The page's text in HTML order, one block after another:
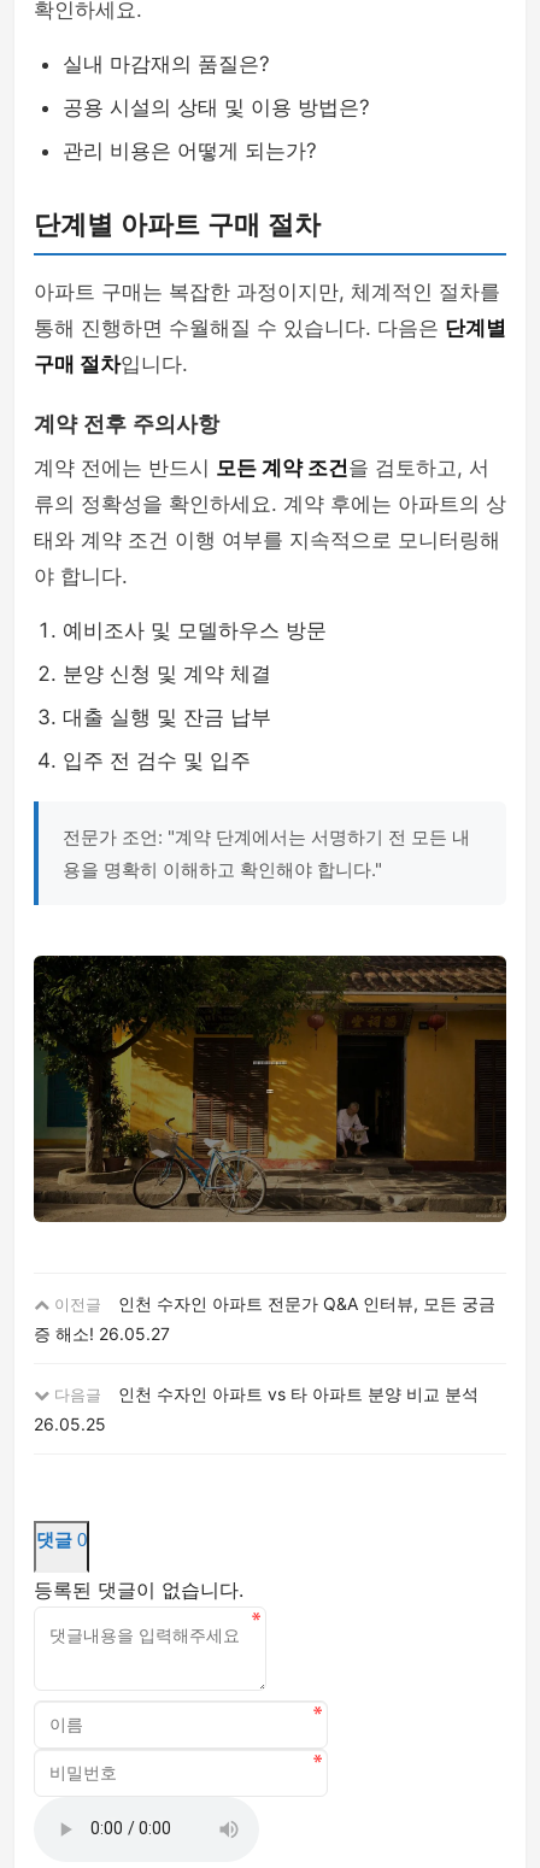
확인하세요.
실내 마감재의 품질은?
공용 시설의 상태 및 이용 방법은?
관리 비용은 어떻게 되는가?
단계별 아파트 구매 절차
아파트 구매는 복잡한 과정이지만, 체계적인 절차를
통해 진행하면 수월해질 수 있습니다. 다음은 단계별
구매 절차입니다.
계약 전후 주의사항
계약 전에는 반드시 모든 계약 조건을 검토하고, 서
류의 정확성을 확인하세요. 계약 후에는 아파트의 상
태와 계약 조건 이행 여부를 지속적으로 모니터링해
야 합니다.
예비조사 및 모델하우스 방문
분양 신청 및 계약 체결
대출 실행 및 잔금 납부
입주 전 검수 및 입주
전문가 조언: "계약 단계에서는 서명하기 전 모든 내
용을 명확히 이해하고 확인해야 합니다."
이전글
인천 수자인 아파트 전문가 Q&A 인터뷰, 모든 궁금
증 해소! 26.05.27
다음글
인천 수자인 아파트 vs 타 아파트 분양 비교 분석
26.05.25
댓글 0
등록된 댓글이 없습니다.